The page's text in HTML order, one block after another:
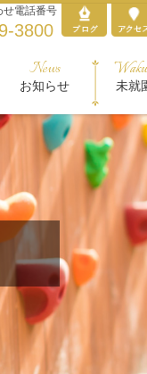
せ電話番号
3800
News
お知らせ 未就